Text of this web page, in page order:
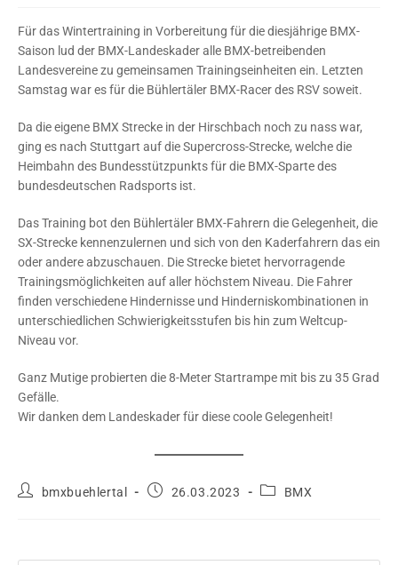
Für das Wintertraining in Vorbereitung für die diesjährige BMX-
Saison lud der BMX-Landeskader alle BMX-betreibenden
Landesvereine zu gemeinsamen Trainingseinheiten ein. Letzten
Samstag war es für die Bühlertäler BMX-Racer des RSV soweit.
Da die eigene BMX Strecke in der Hirschbach noch zu nass war,
ging es nach Stuttgart auf die Supercross-Strecke, welche die
Heimbahn des Bundesstützpunkts für die BMX-Sparte des
bundesdeutschen Radsports ist.
Das Training bot den Bühlertäler BMX-Fahrern die Gelegenheit, die
SX-Strecke kennenzulernen und sich von den Kaderfahrern das ein
oder andere abzuschauen. Die Strecke bietet hervorragende
Trainingsmöglichkeiten auf aller höchstem Niveau. Die Fahrer
finden verschiedene Hindernisse und Hinderniskombinationen in
unterschiedlichen Schwierigkeitsstufen bis hin zum Weltcup-
Niveau vor.
Ganz Mutige probierten die 8-Meter Startrampe mit bis zu 35 Grad
Gefälle.
Wir danken dem Landeskader für diese coole Gelegenheit!
Beitrags-
bmxbuehlertal
Beitrag26.03.2023
Beitrags-
BMX